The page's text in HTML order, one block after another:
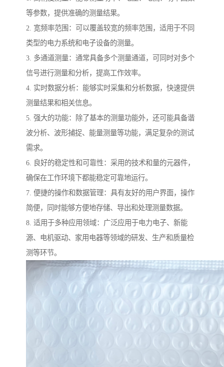
等参数，提供准确的测量结果。
2. 宽频率范围：可以覆盖较宽的频率范围，适用于不同
类型的电力系统和电子设备的测量。
3. 多通道测量：通常具备多个测量通道，可同时对多个
信号进行测量和分析，提高工作效率。
4. 实时数据分析：能够实时采集和分析数据，快速提供
测量结果和相关信息。
5. 强大的功能：除了基本的测量功能外，还可能具备谐
波分析、波形捕捉、能量测量等功能，满足复杂的测试
需求。
6. 良好的稳定性和可靠性：采用的技术和量的元器件，
确保在工作环境下都能稳定可靠地运行。
7. 便捷的操作和数据管理：具有友好的用户界面，操作
简便，同时能够方便地存储、导出和处理测量数据。
8. 适用于多种应用领域：广泛应用于电力电子、新能
源、电机驱动、家用电器等领域的研发、生产和质量检
测等环节。